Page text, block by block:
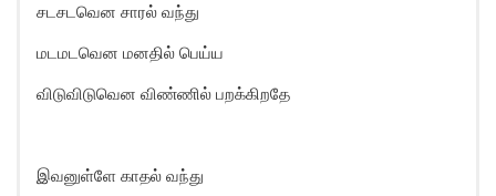
சடசடவென சாரல் வந்து
மடமடவென மனதில் பெய்ய
விடுவிடுவென விண்ணில் பறக்கிறதே
இவனுள்ளே காதல் வந்து